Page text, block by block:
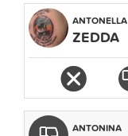
ANTONELLA
ZEDDA
ANTONINA